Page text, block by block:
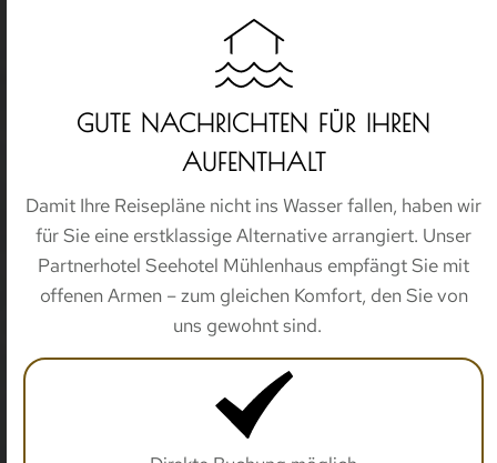
GUTE NACHRICHTEN FÜR IHREN
AUFENTHALT
Damit Ihre Reisepläne nicht ins Wasser fallen, haben wir
für Sie eine erstklassige Alternative arrangiert. Unser
Partnerhotel Seehotel Mühlenhaus empfängt Sie mit
offenen Armen – zum gleichen Komfort, den Sie von
uns gewohnt sind.
TAGEN & FEIERN
RESTAURANT